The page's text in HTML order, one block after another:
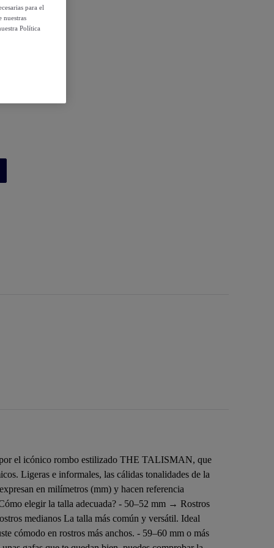
por el icónico rombo estilizado THE TALISMAN, que
Ligeras e informales, las cálidas tonalidades de la
en milímetros (mm) y hacen referencia
elegir la talla adecuada? - 50–52 mm → Rostros
medianos La talla más común y versátil. Ideal
cómodo en rostros más anchos. - 59–60 mm o más
para el
nuestras
Política